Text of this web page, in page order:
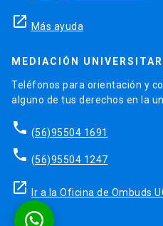
launch Más ayuda
MEDIACIÓN
Teléfonos para orientación y
alguno de tus derechos en la
phone (56)95504 1691
phone (56)95504 1247
launch Ir a la Oficina de Ombuds